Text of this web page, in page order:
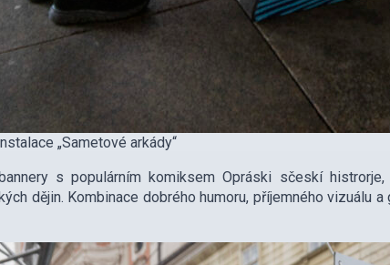
„Sametové arkády“
s populárním komiksem Opráski sčeskí
dějin. Kombinace dobrého humoru, příjemného vizuálu